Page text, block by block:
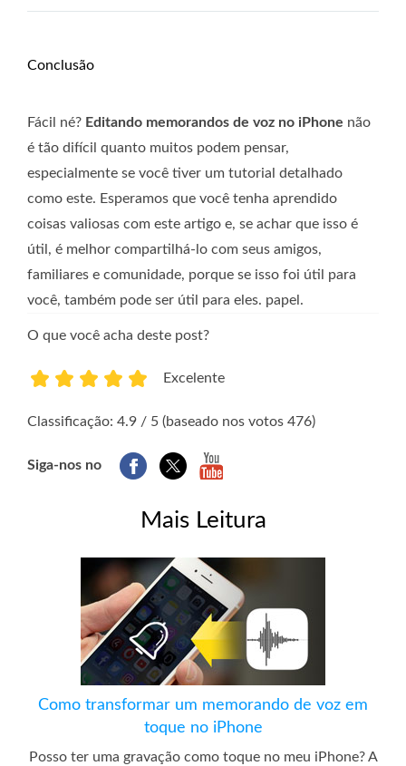
Conclusão
Fácil né? Editando memorandos de voz no iPhone não
é tão difícil quanto muitos podem pensar,
especialmente se você tiver um tutorial detalhado
como este. Esperamos que você tenha aprendido
coisas valiosas com este artigo e, se achar que isso é
útil, é melhor compartilhá-lo com seus amigos,
familiares e comunidade, porque se isso foi útil para
você, também pode ser útil para eles. papel.
O que você acha deste post?
Excelente
Classificação: 4.9 / 5 (baseado nos votos 476)
Siga-nos no
Mais Leitura
Como transformar um memorando de voz em
toque no iPhone
Posso ter uma gravação como toque no meu iPhone? A